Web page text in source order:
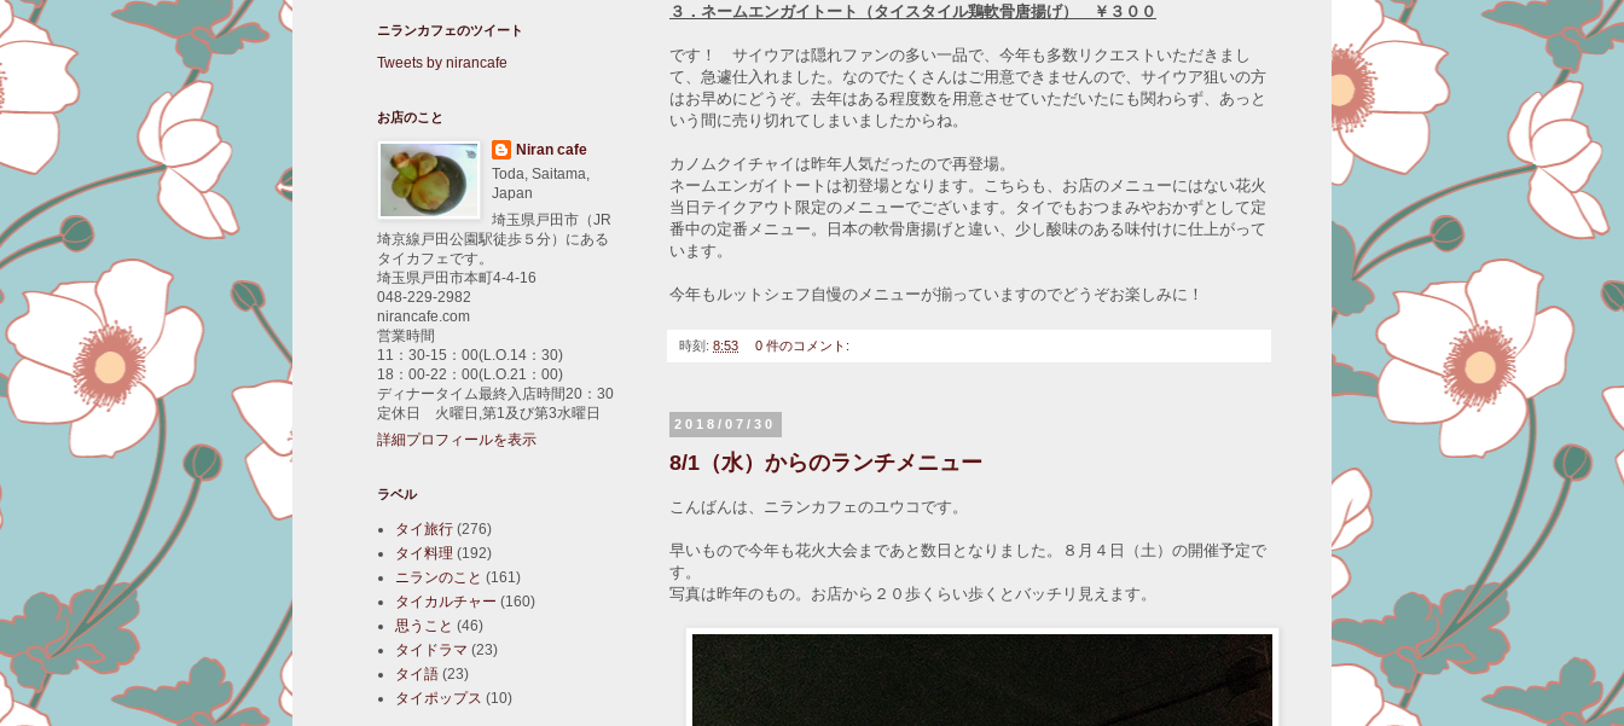
３．ネームエンガイトート（タイスタイル鶏軟骨唐揚げ） ￥３００
です！ サイウアは隠れファンの多い一品で、今年も多数リクエストいただきまし
て、急遽仕入れました。なのでたくさんはご用意できませんので、サイウア狙いの方
はお早めにどうぞ。去年はある程度数を用意させていただいたにも関わらず、あっと
いう間に売り切れてしまいましたからね。
カノムクイチャイは昨年人気だったので再登場。
ネームエンガイトートは初登場となります。こちらも、お店のメニューにはない花火
当日テイクアウト限定のメニューでございます。タイでもおつまみやおかずとして定
番中の定番メニュー。日本の軟骨唐揚げと違い、少し酸味のある味付けに仕上がって
います。
今年もルットシェフ自慢のメニューが揃っていますのでどうぞお楽しみに！
時刻: 8:53 0 件のコメント:
2018/07/30
8/1（水）からのランチメニュー
こんばんは、ニランカフェのユウコです。
早いもので今年も花火大会まであと数日となりました。８月４日（土）の開催予定で
す。
写真は昨年のもの。お店から２０歩くらい歩くとバッチリ見えます。
ニランカフェのツイート
Tweets by nirancafe
お店のこと
Niran cafe
Toda, Saitama,
Japan
埼玉県戸田市（JR
埼京線戸田公園駅徒歩５分）にある
タイカフェです。
埼玉県戸田市本町4-4-16
048-229-2982
nirancafe.com
営業時間
11：30-15：00(L.O.14：30)
18：00-22：00(L.O.21：00)
ディナータイム最終入店時間20：30
定休日 火曜日,第1及び第3水曜日
詳細プロフィールを表示
ラベル
タイ旅行 (276)
タイ料理 (192)
ニランのこと (161)
タイカルチャー (160)
思うこと (46)
タイドラマ (23)
タイ語 (23)
タイポップス (10)